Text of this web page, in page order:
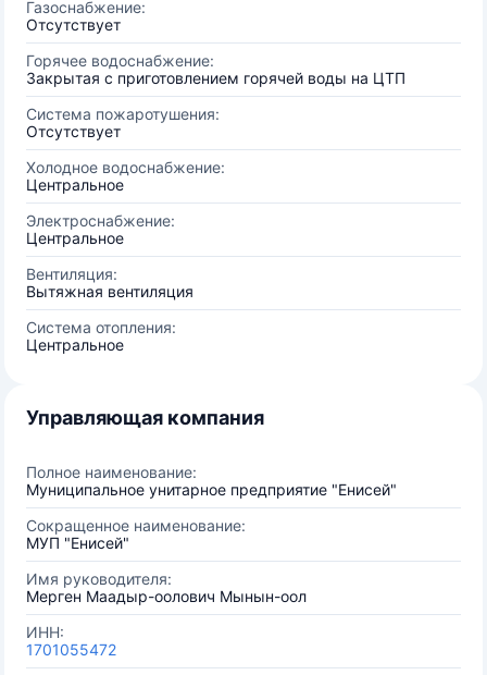
Газоснабжение:
Отсутствует
Горячее водоснабжение:
Закрытая с приготовлением горячей воды на ЦТП
Система пожаротушения:
Отсутствует
Холодное водоснабжение:
Центральное
Электроснабжение:
Центральное
Вентиляция:
Вытяжная вентиляция
Система отопления:
Центральное
Управляющая компания
Полное наименование:
Муниципальное унитарное предприятие "Енисей"
Сокращенное наименование:
МУП "Енисей"
Имя руководителя:
Мерген Маадыр-оолович Мынын-оол
ИНН:
1701055472